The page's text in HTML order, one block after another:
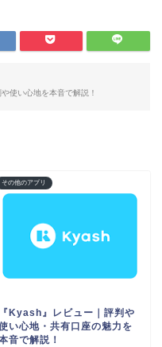
使い心地を本音で解説！
その他のアプリ
『Kyash』レビュー｜評判や
い心地・共有口座の魅力を
音で解説！